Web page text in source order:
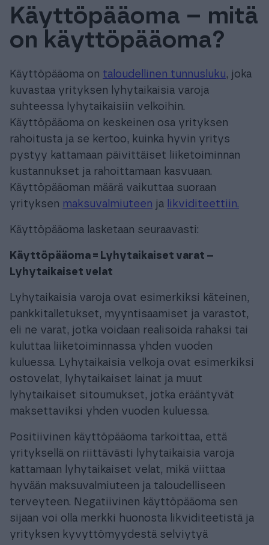
Tuki & Koulutus
Meistä & Ajankohtaista
Tilaa Procountor
Kokeile maksutta
Kirjaudu
Käyttöpääoma – mitä
on käyttöpääoma?
Käyttöpääoma on taloudellinen tunnusluku, joka
kuvastaa yrityksen lyhytaikaisia varoja
suhteessa lyhytaikaisiin velkoihin.
Käyttöpääoma on keskeinen osa yrityksen
rahoitusta ja se kertoo, kuinka hyvin yritys
pystyy kattamaan päivittäiset liiketoiminnan
kustannukset ja rahoittamaan kasvuaan.
Käyttöpääoman määrä vaikuttaa suoraan
yrityksen maksuvalmiuteen ja likviditeettiin.
Käyttöpääoma lasketaan seuraavasti:
Käyttöpääoma = Lyhytaikaiset varat –
Lyhytaikaiset velat
Lyhytaikaisia varoja ovat esimerkiksi käteinen,
pankkitalletukset, myyntisaamiset ja varastot,
eli ne varat, jotka voidaan realisoida rahaksi tai
kuluttaa liiketoiminnassa yhden vuoden
kuluessa. Lyhytaikaisia velkoja ovat esimerkiksi
ostovelat, lyhytaikaiset lainat ja muut
lyhytaikaiset sitoumukset, jotka erääntyvät
maksettaviksi yhden vuoden kuluessa.
Positiivinen käyttöpääoma tarkoittaa, että
yrityksellä on riittävästi lyhytaikaisia varoja
kattamaan lyhytaikaiset velat, mikä viittaa
hyvään maksuvalmiuteen ja taloudelliseen
terveyteen. Negatiivinen käyttöpääoma sen
sijaan voi olla merkki huonosta likviditeetistä ja
yrityksen kyvyttömyydestä selviytyä